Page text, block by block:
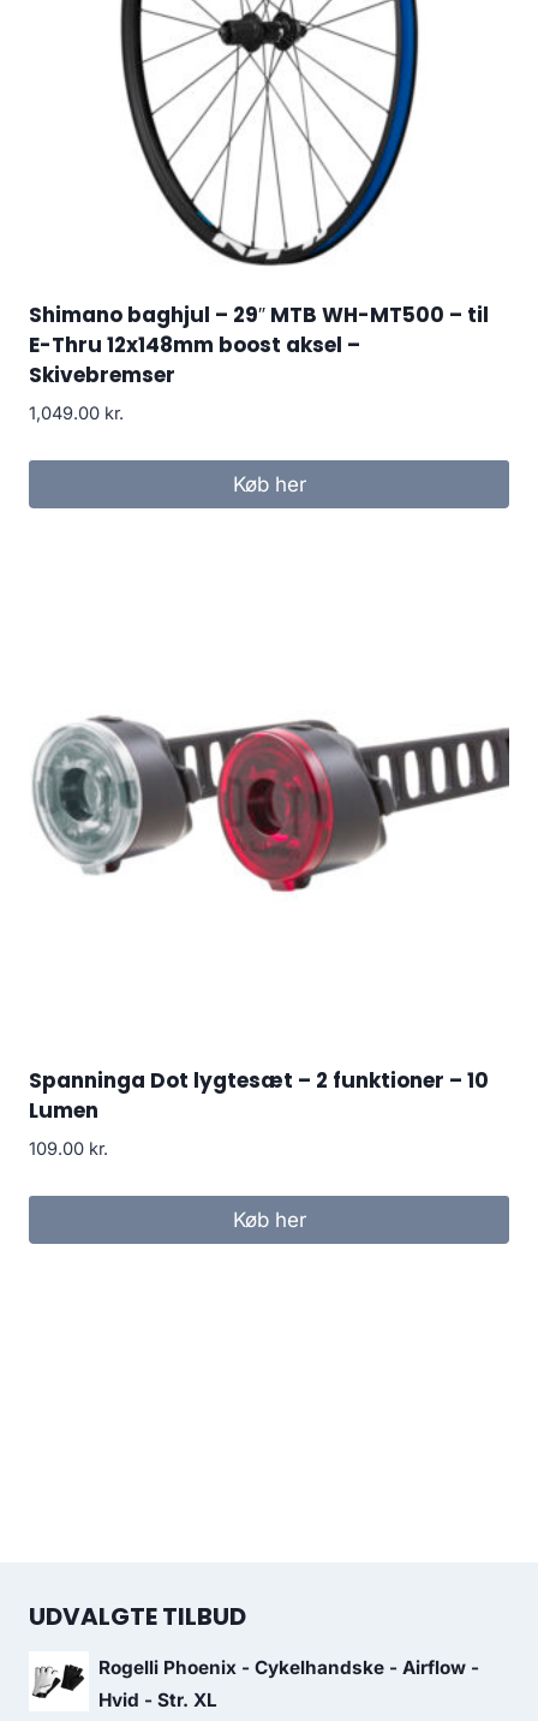
Shimano baghjul – 29″ MTB WH-MT500 – til
E-Thru 12x148mm boost aksel –
Skivebremser
1,049.00 kr.
Køb her
Spanninga Dot lygtesæt – 2 funktioner – 10
Lumen
109.00 kr.
Køb her
UDVALGTE TILBUD
Rogelli Phoenix - Cykelhandske - Airflow -
Hvid - Str. XL